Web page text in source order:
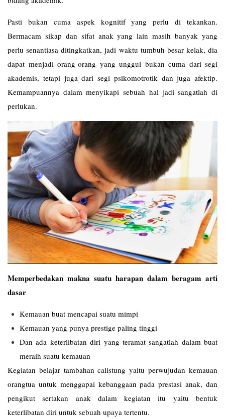
Pasti bukan cuma aspek kognitif yang perlu di tekankan.
Bermacam sikap dan sifat anak yang lain masih banyak yang
perlu senantiasa ditingkatkan, jadi waktu tumbuh besar kelak, dia
dapat menjadi orang-orang yang unggul bukan cuma dari segi
akademis, tetapi juga dari segi psikomotrotik dan juga afektip.
Kemampuannya dalam menyikapi sebuah hal jadi sangatlah di
perlukan.
Memperbedakan makna suatu harapan dalam beragam arti
dasar
Kemauan buat mencapai suatu mimpi
Kemauan yang punya prestige paling tinggi
Dan ada keterlibatan diri yang teramat sangatlah dalam buat
meraih suatu kemauan
Kegiatan belajar tambahan calistung yaitu perwujudan kemauan
orangtua untuk menggapai kebanggaan pada prestasi anak, dan
pengikut sertakan anak dalam kegiatan itu yaitu bentuk
keterlibatan diri untuk sebuah upaya tertentu.